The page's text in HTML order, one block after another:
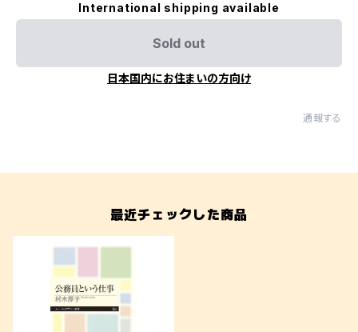
International shipping available
Sold out
日本国内にお住まいの方向け
通報する
最近チェックした商品